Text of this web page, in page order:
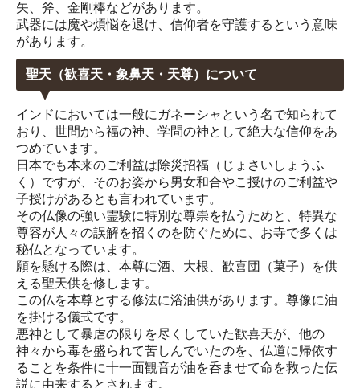
矢、斧、金剛棒などがあります。
武器には魔や煩悩を退け、信仰者を守護するという意味
があります。
聖天（歓喜天・象鼻天・天尊）について
インドにおいては一般にガネーシャという名で知られて
おり、世間から福の神、学問の神として絶大な信仰をあ
つめています。
日本でも本来のご利益は除災招福（じょさいしょうふ
く）ですが、そのお姿から男女和合やこ授けのご利益や
子授けがあるとも言われています。
その仏像の強い霊験に特別な尊崇を払うためと、特異な
尊容が人々の誤解を招くのを防ぐために、お寺で多くは
秘仏となっています。
願を懸ける際は、本尊に酒、大根、歓喜団（菓子）を供
える聖天供を修します。
この仏を本尊とする修法に浴油供があります。尊像に油
を掛ける儀式です。
悪神として暴虐の限りを尽くしていた歓喜天が、他の
神々から毒を盛られて苦しんでいたのを、仏道に帰依す
ることを条件に十一面観音が油を呑ませて命を救った伝
説に由来するとされます。